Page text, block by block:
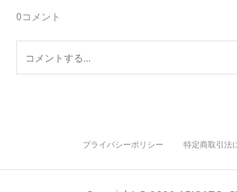
0コメント
プライバシーポリシー 特定商取引法